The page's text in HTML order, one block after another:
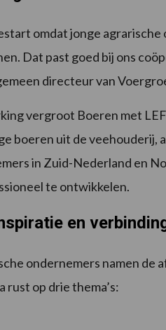
omdat jonge
Dat past goed bij ons
directeur van
vergroot Boeren met
boeren uit de veehouderij,
in Zuid-Nederland en
te ontwikkelen.
en
ondernemers namen de
rust op drie thema’s: